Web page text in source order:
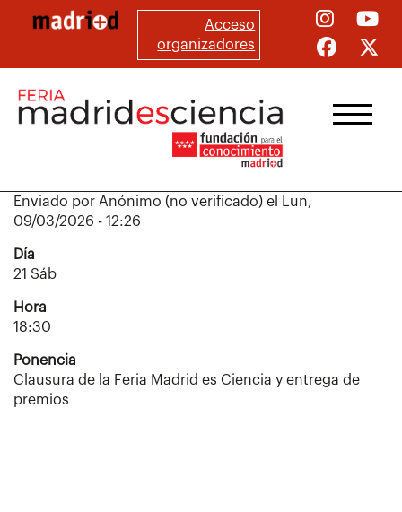
principal
Acceso
organizadores
Enviado por Anónimo (no verificado) el
Lun,
09/03/2026 - 12:26
Día
21 Sáb
Hora
18:30
Ponencia
Clausura de la Feria Madrid es Ciencia y entrega de
premios